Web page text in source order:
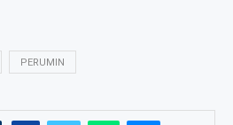
PERUMIN